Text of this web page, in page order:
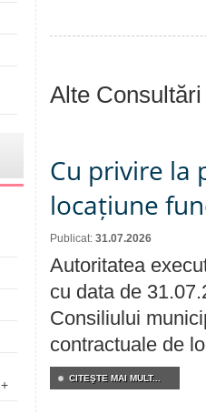
+
Alte
Cu privire la
locațiune
Publicat: 31.07.2026
Autoritatea
cu data de
Consiliului
contractuale de
CITEŞTE MAI MULT...